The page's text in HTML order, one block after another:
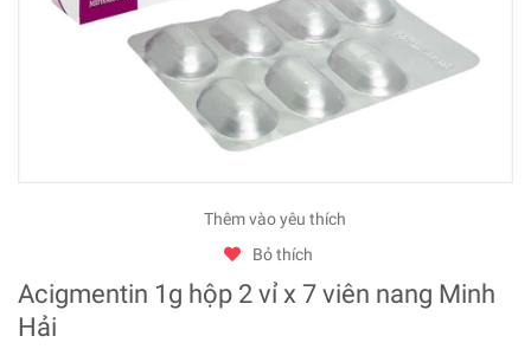
Thêm vào yêu thích
Bỏ thích
Acigmentin 1g hộp 2 vỉ x 7 viên nang Minh
Hải